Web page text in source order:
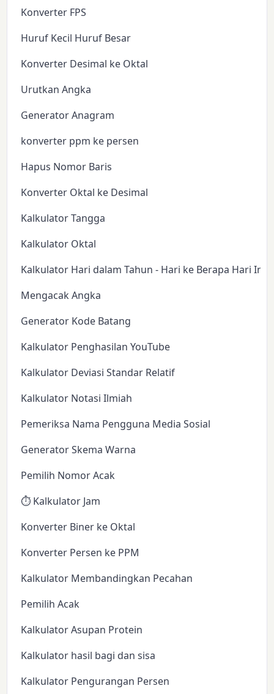
Konverter FPS
Huruf Kecil Huruf Besar
Konverter Desimal ke Oktal
Urutkan Angka
Generator Anagram
konverter ppm ke persen
Hapus Nomor Baris
Konverter Oktal ke Desimal
Kalkulator Tangga
Kalkulator Oktal
Kalkulator Hari dalam Tahun - Hari ke Berapa Hari Ini?
Mengacak Angka
Generator Kode Batang
Kalkulator Penghasilan YouTube
Kalkulator Deviasi Standar Relatif
Kalkulator Notasi Ilmiah
Pemeriksa Nama Pengguna Media Sosial
Generator Skema Warna
Pemilih Nomor Acak
⏱️ Kalkulator Jam
Konverter Biner ke Oktal
Konverter Persen ke PPM
Kalkulator Membandingkan Pecahan
Pemilih Acak
Kalkulator Asupan Protein
Kalkulator hasil bagi dan sisa
Kalkulator Pengurangan Persen